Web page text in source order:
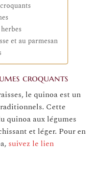
et au parmesan
croquants
le quinoa est un
Cette
quinoa aux légumes
et léger. Pour en
suivez le lien